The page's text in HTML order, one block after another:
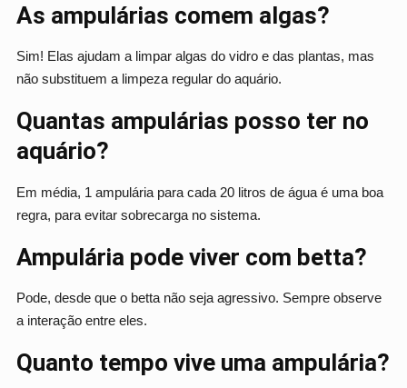
As ampulárias comem algas?
Sim! Elas ajudam a limpar algas do vidro e das plantas, mas
não substituem a limpeza regular do aquário.
Quantas ampulárias posso ter no
aquário?
Em média, 1 ampulária para cada 20 litros de água é uma boa
regra, para evitar sobrecarga no sistema.
Ampulária pode viver com betta?
Pode, desde que o betta não seja agressivo. Sempre observe
a interação entre eles.
Quanto tempo vive uma ampulária?